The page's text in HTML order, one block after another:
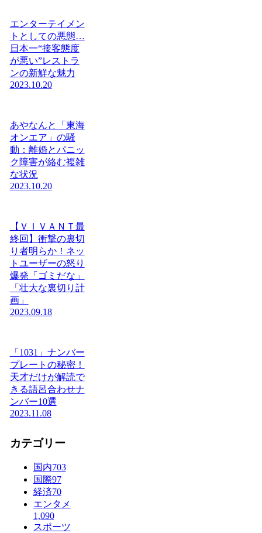
エンターテイメン
トとしての悪態…
日本一“接客態度
が悪い”レストラ
ンの新鮮な魅力
2023.10.20
あやなんと「東海
オンエア」の騒
動：離婚とパニッ
ク障害が絡む複雑
な状況
2023.10.20
【ＶＩＶＡＮＴ最
終回】衝撃の裏切
り者明らか！ネッ
トユーザーの怒り
爆発「ゴミだな」
「壮大な裏切り計
画」
2023.09.18
「1031」ナンバー
プレートの秘密！
天才だけが解読で
きる語呂合わせナ
ンバー10選
2023.11.08
カテゴリー
国内703
国際97
経済70
エンタメ
1,090
スポーツ